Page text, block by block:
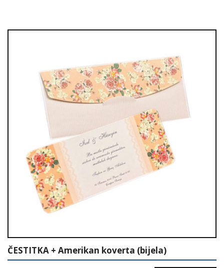
ČESTITKA + Amerikan koverta (bijela)